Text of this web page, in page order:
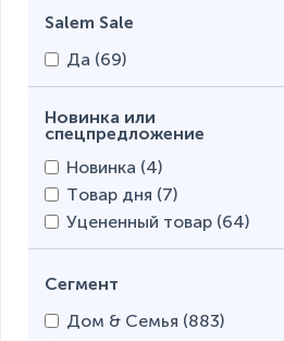
Salem Sale
Да (69)
Новинка или
спецпредложение
Новинка (4)
Товар дня (7)
Уцененный товар (64)
Сегмент
Дом & Семья (883)